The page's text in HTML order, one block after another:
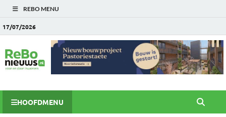
REBO MENU
17/07/2026
HOOFDMENU